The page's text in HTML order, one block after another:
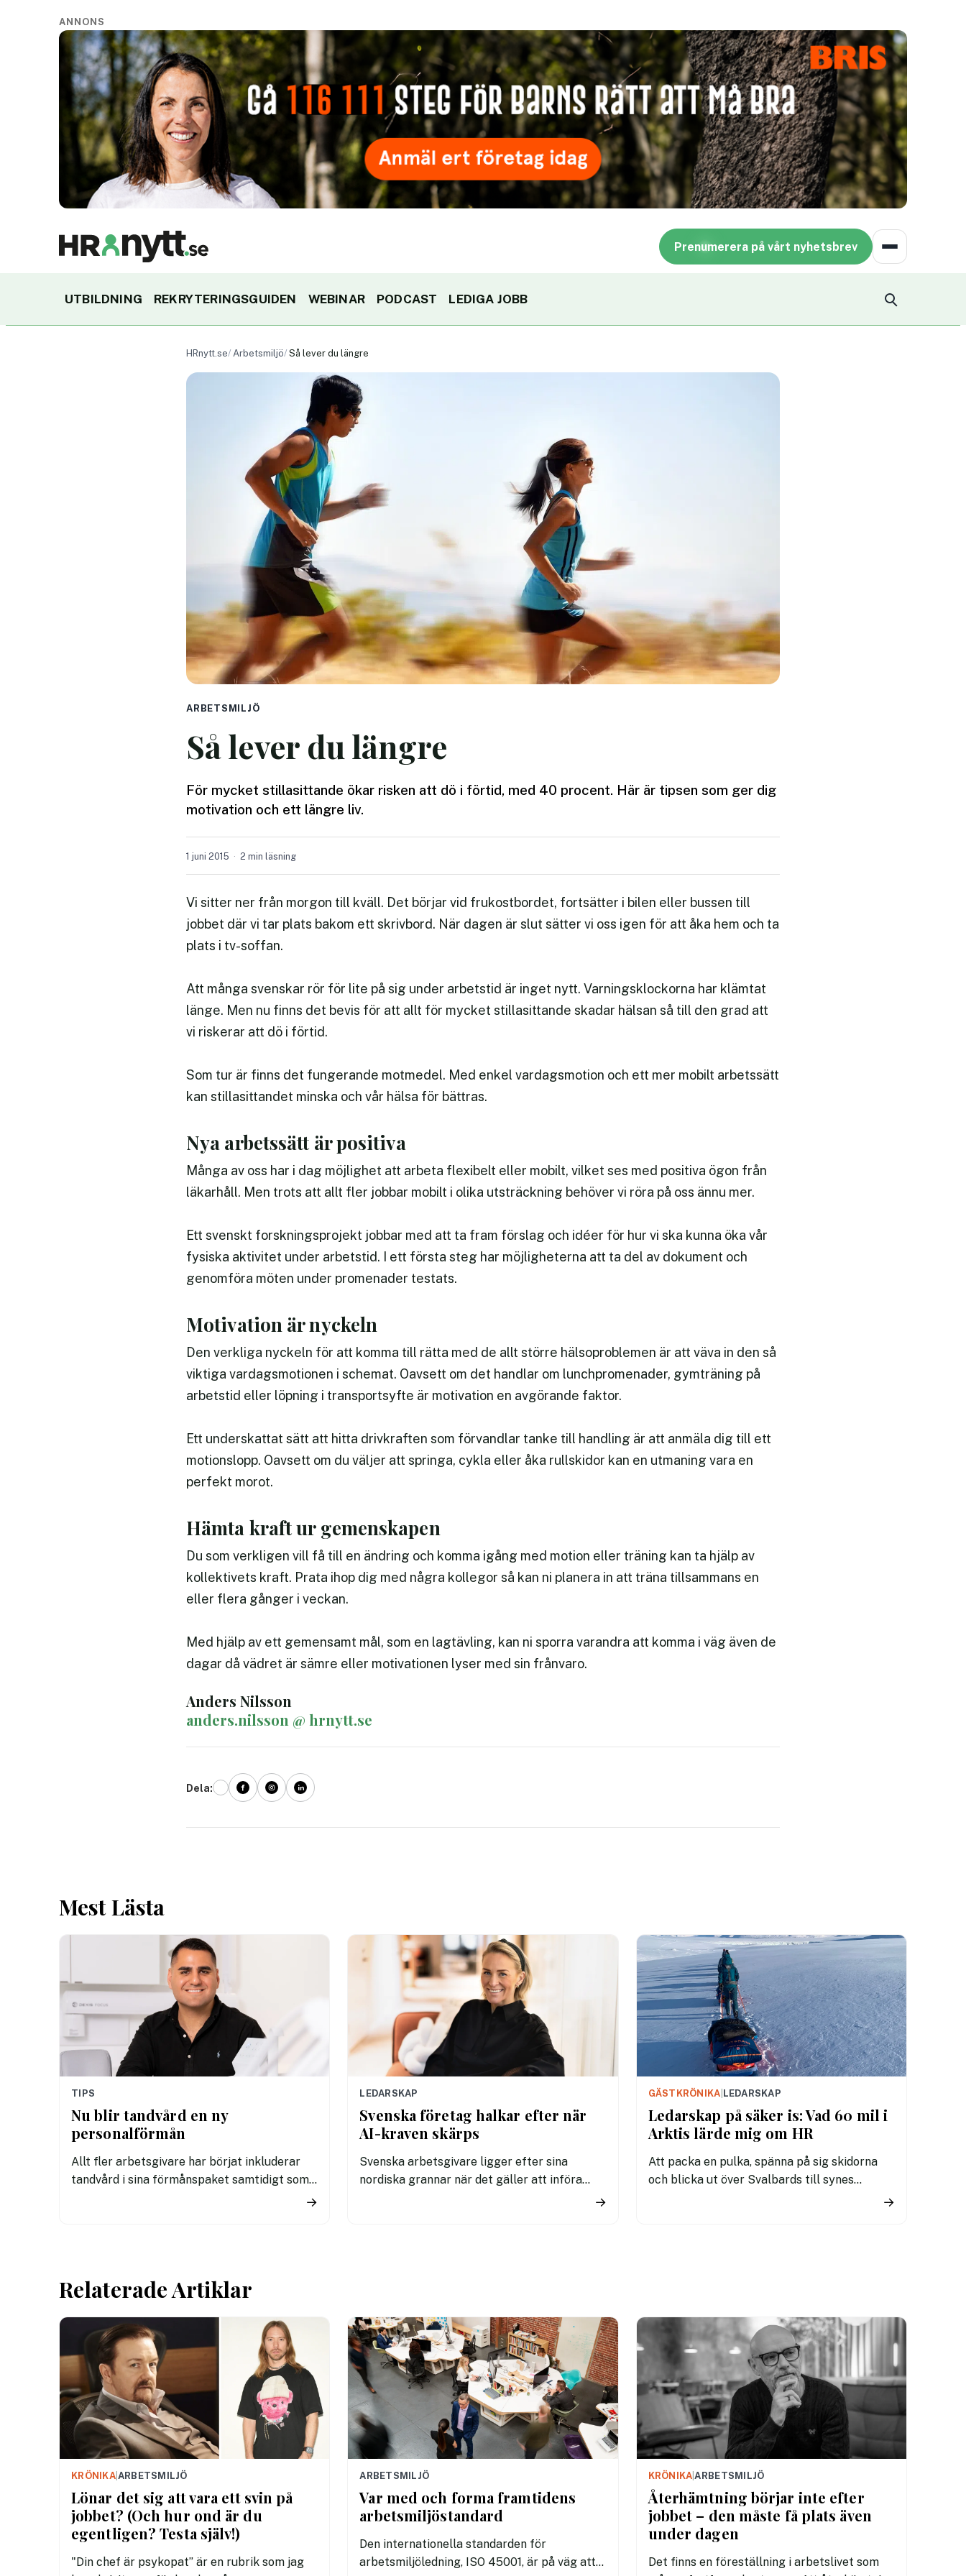
ANNONS
Prenumerera på vårt nyhetsbrev
UTBILDNING REKRYTERINGSGUIDEN WEBINAR PODCAST LEDIGA JOBB
HRnytt.se Arbetsmiljö Så lever du längre
ARBETSMILJÖ
Så lever du längre
För mycket stillasittande ökar risken att dö i förtid, med 40 procent. Här är tipsen som ger dig
motivation och ett längre liv.
1 juni 2015 2 min läsning
Vi sitter ner från morgon till kväll. Det börjar vid frukostbordet, fortsätter i bilen eller bussen till
jobbet där vi tar plats bakom ett skrivbord. När dagen är slut sätter vi oss igen för att åka hem och ta
plats i tv-soffan.
Att många svenskar rör för lite på sig under arbetstid är inget nytt. Varningsklockorna har klämtat
länge. Men nu finns det bevis för att allt för mycket stillasittande skadar hälsan så till den grad att
vi riskerar att dö i förtid.
Som tur är finns det fungerande motmedel. Med enkel vardagsmotion och ett mer mobilt arbetssätt
kan stillasittandet minska och vår hälsa för bättras.
Nya arbetssätt är positiva
Många av oss har i dag möjlighet att arbeta flexibelt eller mobilt, vilket ses med positiva ögon från
läkarhåll. Men trots att allt fler jobbar mobilt i olika utsträckning behöver vi röra på oss ännu mer.
Ett svenskt forskningsprojekt jobbar med att ta fram förslag och idéer för hur vi ska kunna öka vår
fysiska aktivitet under arbetstid. I ett första steg har möjligheterna att ta del av dokument och
genomföra möten under promenader testats.
Motivation är nyckeln
Den verkliga nyckeln för att komma till rätta med de allt större hälsoproblemen är att väva in den så
viktiga vardagsmotionen i schemat. Oavsett om det handlar om lunchpromenader, gymträning på
arbetstid eller löpning i transportsyfte är motivation en avgörande faktor.
Ett underskattat sätt att hitta drivkraften som förvandlar tanke till handling är att anmäla dig till ett
motionslopp. Oavsett om du väljer att springa, cykla eller åka rullskidor kan en utmaning vara en
perfekt morot.
Hämta kraft ur gemenskapen
Du som verkligen vill få till en ändring och komma igång med motion eller träning kan ta hjälp av
kollektivets kraft. Prata ihop dig med några kollegor så kan ni planera in att träna tillsammans en
eller flera gånger i veckan.
Med hjälp av ett gemensamt mål, som en lagtävling, kan ni sporra varandra att komma i väg även de
dagar då vädret är sämre eller motivationen lyser med sin frånvaro.
Anders Nilsson
anders.nilsson @ hrnytt.se
Dela:
Mest Lästa
TIPS
Nu blir tandvård en ny
personalförmån
Allt fler arbetsgivare har börjat inkluderar
tandvård i sina förmånspaket samtidigt som
nära en miljon svenskar uppger att de avstår→
LEDARSKAP
Svenska företag halkar efter när
AI-kraven skärps
Svenska arbetsgivare ligger efter sina
nordiska grannar när det gäller att införa
→
GÄSTKRÖNIKA LEDARSKAP
Ledarskap på säker is: Vad 60 mil i
Arktis lärde mig om HR
Att packa en pulka, spänna på sig skidorna
och blicka ut över Svalbards till synes
som är precis lika relevanta på kontoret som
på glaciären.
→
Relaterade Artiklar
KRÖNIKA| ARBETSMILJÖ
Lönar det sig att vara ett svin på
jobbet? (Och hur ond är du
egentligen? Testa själv!)
"Din chef är psykopat” är en rubrik som jag
ARBETSMILJÖ
Var med och forma framtidens
arbetsmiljöstandard
Den internationella standarden för
arbetsmiljöledning, ISO 45001, är på väg att
KRÖNIKA |ARBETSMILJÖ
Återhämtning börjar inte efter
jobbet – den måste få plats även
under dagen
Det finns en föreställning i arbetslivet som